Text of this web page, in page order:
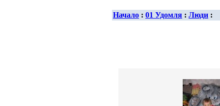
Начало : 01 Удомля : Люди :